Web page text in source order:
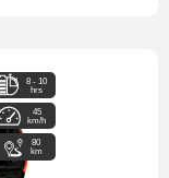
8 - 10
hrs
45
km/h
80
km